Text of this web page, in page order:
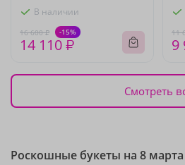
В наличии
16 600 ₽ -15%
14 110 ₽
11
9
Смотреть
Роскошные букеты на 8 марта